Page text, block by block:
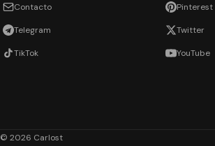
Contacto Pinterest
Telegram Twitter
TikTok YouTube
© 2026 Carlost